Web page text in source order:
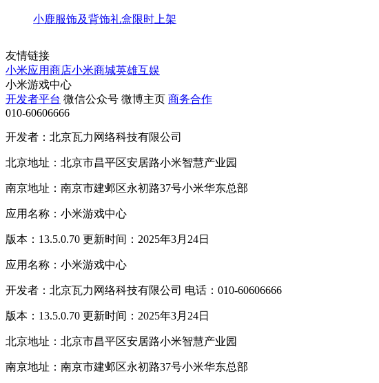
小鹿服饰及背饰礼盒限时上架
友情链接
小米应用商店小米商城英雄互娱
小米游戏中心
开发者平台 微信公众号 微博主页 商务合作
010-60606666
开发者：北京瓦力网络科技有限公司
北京地址：北京市昌平区安居路小米智慧产业园
南京地址：南京市建邺区永初路37号小米华东总部
应用名称：小米游戏中心
版本：13.5.0.70 更新时间：2025年3月24日
应用名称：小米游戏中心
开发者：北京瓦力网络科技有限公司 电话：010-60606666
版本：13.5.0.70 更新时间：2025年3月24日
北京地址：北京市昌平区安居路小米智慧产业园
南京地址：南京市建邺区永初路37号小米华东总部